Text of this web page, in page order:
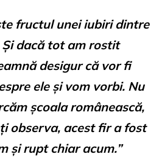
fructul unei iubiri dintre
dacă tot am rostit
desigur că vor fi
ele și vom vorbi. Nu
școala românească,
observa, acest fir a fost
și rupt chiar acum.”